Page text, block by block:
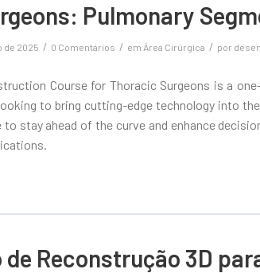
Pulmonary
de 2025 / 0 Comentários / em Área Cirúrgica / por
Course for Thoracic Surgeons is a
to bring cutting-edge technology into
to stay ahead of the curve and enhance
de Reconstrução 3D